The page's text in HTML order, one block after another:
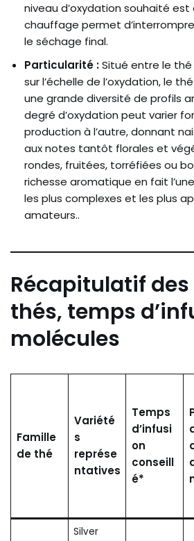
niveau d’oxydation souhaité
chauffage permet
le séchage final.
Particularité :Situé entre le
sur l’échelle de l’oxydation, le
une grande diversité de profils
degré d’oxydation peut varier
production à l’autre, donnant
aux notes tantôt florales et
rondes, fruitées, torréfiées ou
richesse aromatique en fait
les plus complexes et les plus
amateurs..
Récapitulatif
thés, temps
molécules
Famille
de thé
Variété
s
représe
ntatives
Temps
d’infusi
on
conseill
é*
Silver